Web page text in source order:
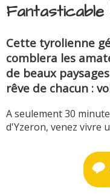
Fantasticable
Cette tyrolienne
comblera les
de beaux
rêve de chacun :
A seulement 30
d'Yzeron, venez vivre